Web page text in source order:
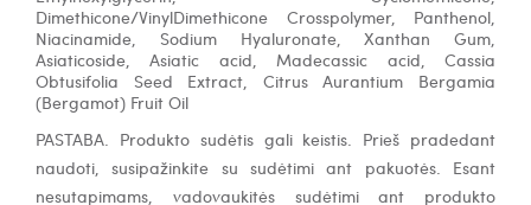
Dimethicone/VinylDimethicone Crosspolymer, Panthenol,
Niacinamide, Sodium Hyaluronate, Xanthan Gum,
Asiaticoside, Asiatic acid, Madecassic acid, Cassia
Obtusifolia Seed Extract, Citrus Aurantium Bergamia
(Bergamot) Fruit Oil
PASTABA. Produkto sudėtis gali keistis. Prieš pradedant
naudoti, susipažinkite su sudėtimi ant pakuotės. Esant
nesutapimams, vadovaukitės sudėtimi ant produkto